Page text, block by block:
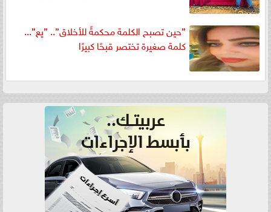
”حين تصبح الكلمة محكمةً للأخلاق”.. ”يع”...
كلمة صغيرة تختصر قبحًا كبيرًا